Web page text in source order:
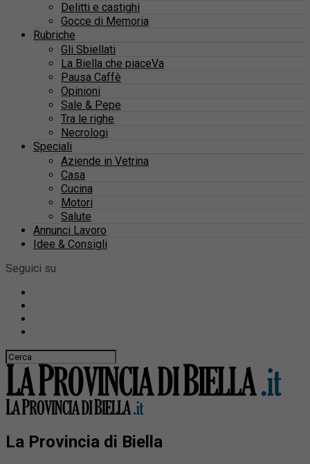
Delitti e castighi
Gocce di Memoria
Rubriche
Gli Sbiellati
La Biella che piaceVa
Pausa Caffè
Opinioni
Sale & Pepe
Tra le righe
Necrologi
Speciali
Aziende in Vetrina
Casa
Cucina
Motori
Salute
Annunci Lavoro
Idee & Consigli
Seguici su
La Provincia di Biella